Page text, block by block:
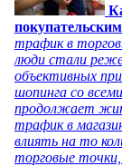
трафик в
люди стали
объективных
шопинга со
продолжает
трафик в
влиять на то
торговые